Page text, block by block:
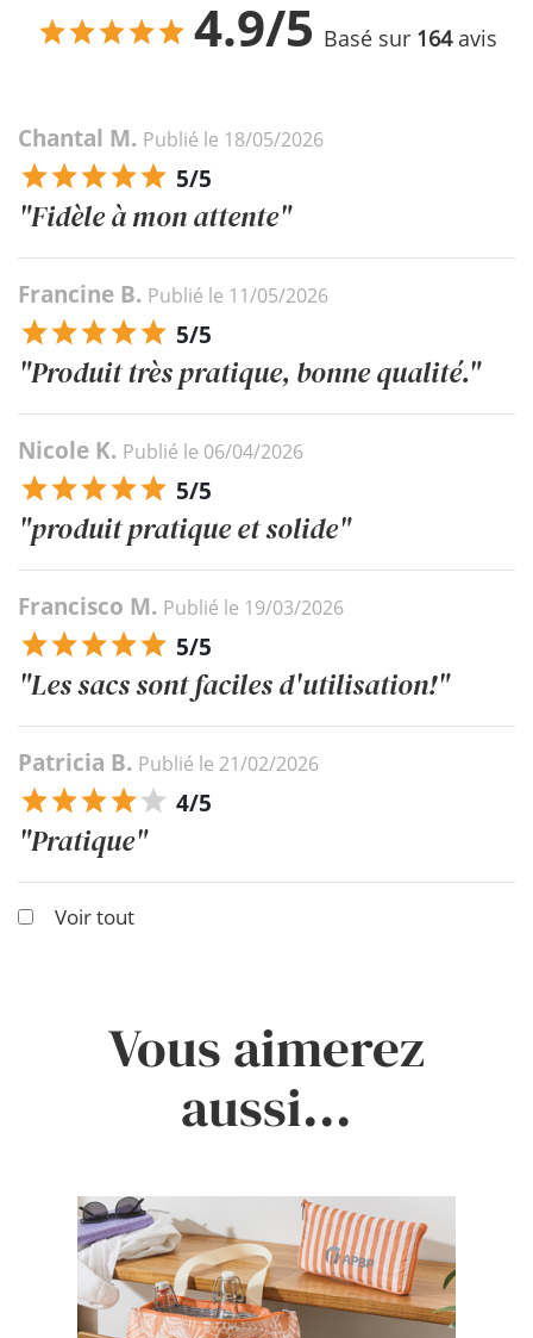
4.9/5 Basé sur 164avis
Chantal M. Publié le 18/05/2026
5/5
"Fidèle à mon attente"
Francine B. Publié le 11/05/2026
5/5
"Produit très pratique, bonne qualité."
Nicole K. Publié le 06/04/2026
5/5
"produit pratique et solide"
Francisco M. Publié le 19/03/2026
5/5
"Les sacs sont faciles d'utilisation!"
Patricia B. Publié le 21/02/2026
4/5
"Pratique"
Voir tout
Vous aimerez
aussi...